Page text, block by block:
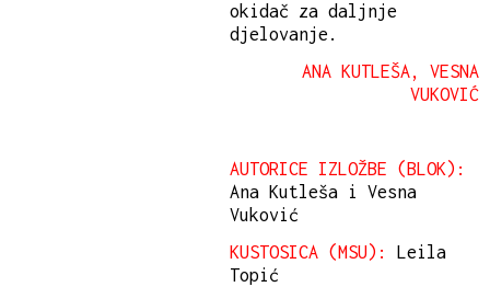
okidač za daljnje
djelovanje.
ANA KUTLEŠA, VESNA
VUKOVIĆ
AUTORICE IZLOŽBE (BLOK):
Ana Kutleša i Vesna
Vuković
KUSTOSICA (MSU):
Leila
Topić